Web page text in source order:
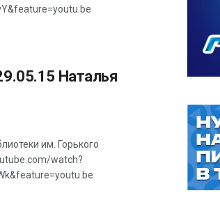
Наталья
им. Горького
watch?